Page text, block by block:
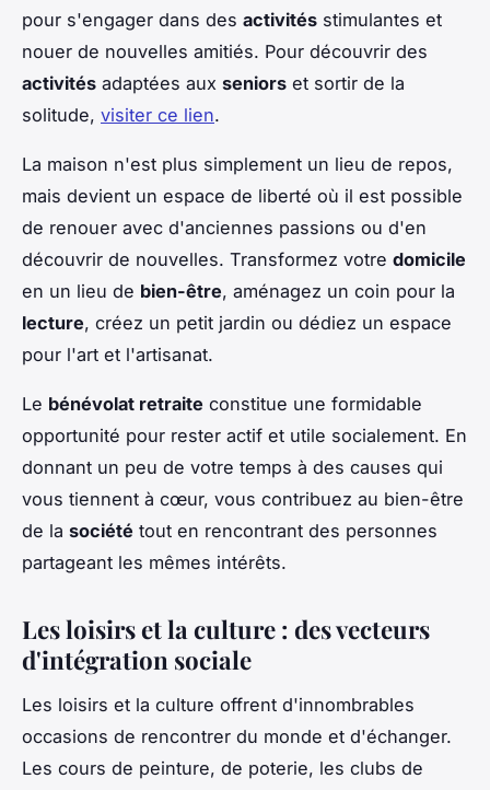
pour s'engager dans des activités stimulantes et
nouer de nouvelles amitiés. Pour découvrir des
activités adaptées aux seniors et sortir de la
solitude, visiter ce lien.
La maison n'est plus simplement un lieu de repos,
mais devient un espace de liberté où il est possible
de renouer avec d'anciennes passions ou d'en
découvrir de nouvelles. Transformez votre domicile
en un lieu de bien-être, aménagez un coin pour la
lecture, créez un petit jardin ou dédiez un espace
pour l'art et l'artisanat.
Le bénévolat retraite constitue une formidable
opportunité pour rester actif et utile socialement. En
donnant un peu de votre temps à des causes qui
vous tiennent à cœur, vous contribuez au bien-être
de la société tout en rencontrant des personnes
partageant les mêmes intérêts.
Les loisirs et la culture : des vecteurs
d'intégration sociale
Les loisirs et la culture offrent d'innombrables
occasions de rencontrer du monde et d'échanger.
Les cours de peinture, de poterie, les clubs de